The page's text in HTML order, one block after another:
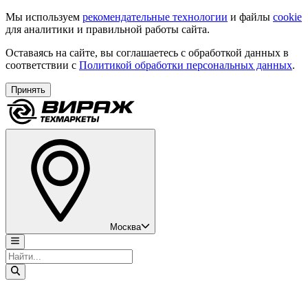
Мы используем рекомендательные технологии и файлы cookie
для аналитики и правильной работы сайта.
Оставаясь на сайте, вы соглашаетесь с обработкой данных в
соответствии с Политикой обработки персональных данных.
Принять
Москва